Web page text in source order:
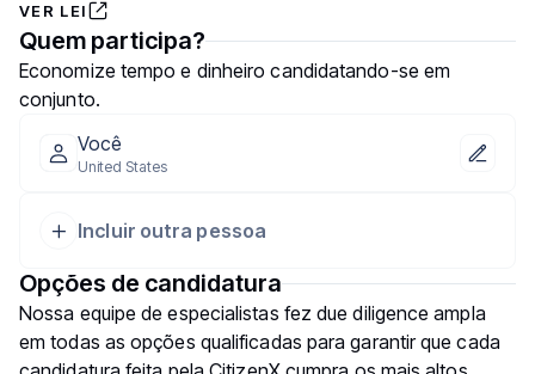
VER LEI
Quem participa?
Economize tempo e dinheiro candidatando-se em
conjunto.
Você
United States
Incluir outra pessoa
Opções de candidatura
Nossa equipe de especialistas fez due diligence ampla
em todas as opções qualificadas para garantir que cada